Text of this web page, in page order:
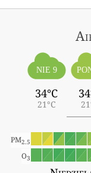
NIE 9
34°C
21°C
PM2.5
O3